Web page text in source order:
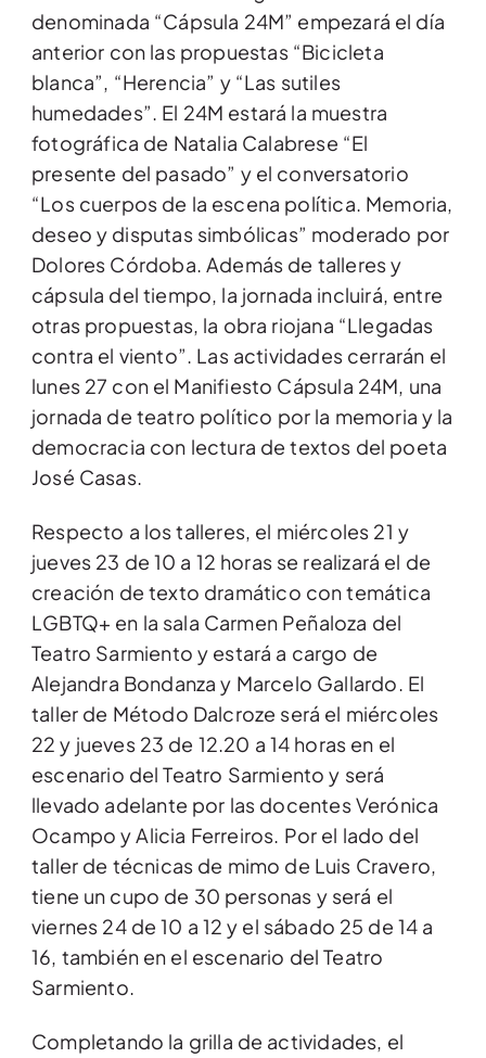
denominada “Cápsula 24M” empezará el día
anterior con las propuestas “Bicicleta
blanca”, “Herencia” y “Las sutiles
humedades”. El 24M estará la muestra
fotográfica de Natalia Calabrese “El
presente del pasado” y el conversatorio
“Los cuerpos de la escena política. Memoria,
deseo y disputas simbólicas” moderado por
Dolores Córdoba. Además de talleres y
cápsula del tiempo, la jornada incluirá, entre
otras propuestas, la obra riojana “Llegadas
contra el viento”. Las actividades cerrarán el
lunes 27 con el Manifiesto Cápsula 24M, una
jornada de teatro político por la memoria y la
democracia con lectura de textos del poeta
José Casas.
Respecto a los talleres, el miércoles 21 y
jueves 23 de 10 a 12 horas se realizará el de
creación de texto dramático con temática
LGBTQ+ en la sala Carmen Peñaloza del
Teatro Sarmiento y estará a cargo de
Alejandra Bondanza y Marcelo Gallardo. El
taller de Método Dalcroze será el miércoles
22 y jueves 23 de 12.20 a 14 horas en el
escenario del Teatro Sarmiento y será
llevado adelante por las docentes Verónica
Ocampo y Alicia Ferreiros. Por el lado del
taller de técnicas de mimo de Luis Cravero,
tiene un cupo de 30 personas y será el
viernes 24 de 10 a 12 y el sábado 25 de 14 a
16, también en el escenario del Teatro
Sarmiento.
Completando la grilla de actividades, el